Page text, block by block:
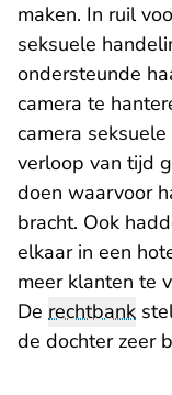
maken. In ruil
seksuele
ondersteunde
camera te
camera
verloop van tijd
doen waarvoor
bracht. Ook
elkaar in een
meer klanten te
De rechtbank
de dochter zeer